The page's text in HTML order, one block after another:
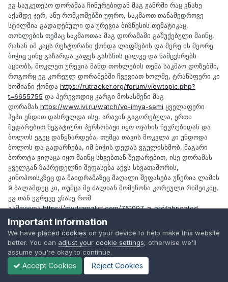
ეგ საუკეთესო დორამაა ჩინურებიდან მაგ ჟანრში რაც ვნახე
აქამდე ჯერ, ანუ რომკომებში უფრო, საკმაოთ თანამედროვე
სტილშია გადაღებული და ურევია ბიზნესის თემატიკაც,
თოხლების თემაც საკმაოთაა მაგ დორამაში გაშუქებული მაინც,
რახან იმ კაცს რესტორანი ქონდა ლაფშების და მერე ის მეორე
ბიჭიც ვინც გაზარდა კაფეს გახსნის ცალკე და ნამცვხრებს
აცხობს, მოკლეთ ურევია მანდ თოხლების თემა საკმაო დოზებში,
როგორც ეგ კორეულ დორამებში ჩვევიათ ხოლმე, ტრანსფერი კი
ხოშიანი ქონდა https://rutracker.org/forum/viewtopic.php?
t=6655755 და პერევოდიც კარგი მოსასმენი მაგ
დორამას https://www.ivi.ru/watch/vo-imya-semi ყველაფერი
ჰეპი ენდით დასრულდა ისე, არავინ გაგორებულა, ერთი
შედარებით ნეგატიური პერსონაჟი იყო ოჯახის წევრებიდან და
ბოლოს ეგეც დაწყნარდება, თუმცა თავის მოკვლა კი უნდოდა
ბოლოს და გადარჩება, იმ ბიჭის დედას ვგულისხმობ, მაგარი
ბოროტა ვიღაცა იყო მაინც სხვებთან შედარებით, ისე დორამას
ყველგან ზაპრედელნი შეფასება აქვს სხვათაშორის,
კინოპოისკზეც და მაიდრამაზეც მაღალი შეფასება უწერია ლამის
9 ბალამდეც კი, თუმცა მე ძალიან მომეწონა კორეული რიმეიკიც,
ეგ თან ეგრევე ვნახე რომ
გამოვიდაhttps://mydramalist.com/751097-a-prefabricated-
familyისე რიმეიკები ყოველთვის არ ამართლებენ მაინც
მოლოდინებს, თუმცა კორეელებს საკმაოთ კარგათ გამოუვიდათ
თავის სტილში მაგ ჩინური ჰიტის გადაღება მაინც, ძალიან არ
შეუცვლიათ სცენარი და ალბათ მაგიტომ
Important Information
We have placed cookies on your device to help make this website
better. You can adjust your cookie settings, otherwise we'll
assume you're okay to continue.
Accept Cookies Reject Cookies